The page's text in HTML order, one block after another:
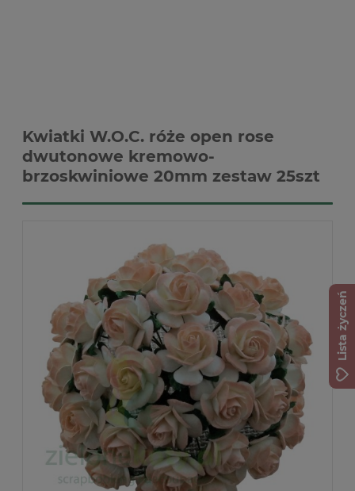
Kwiatki W.O.C. róże open rose
dwutonowe kremowo-
brzoskwiniowe 20mm zestaw 25szt
Lista życzeń